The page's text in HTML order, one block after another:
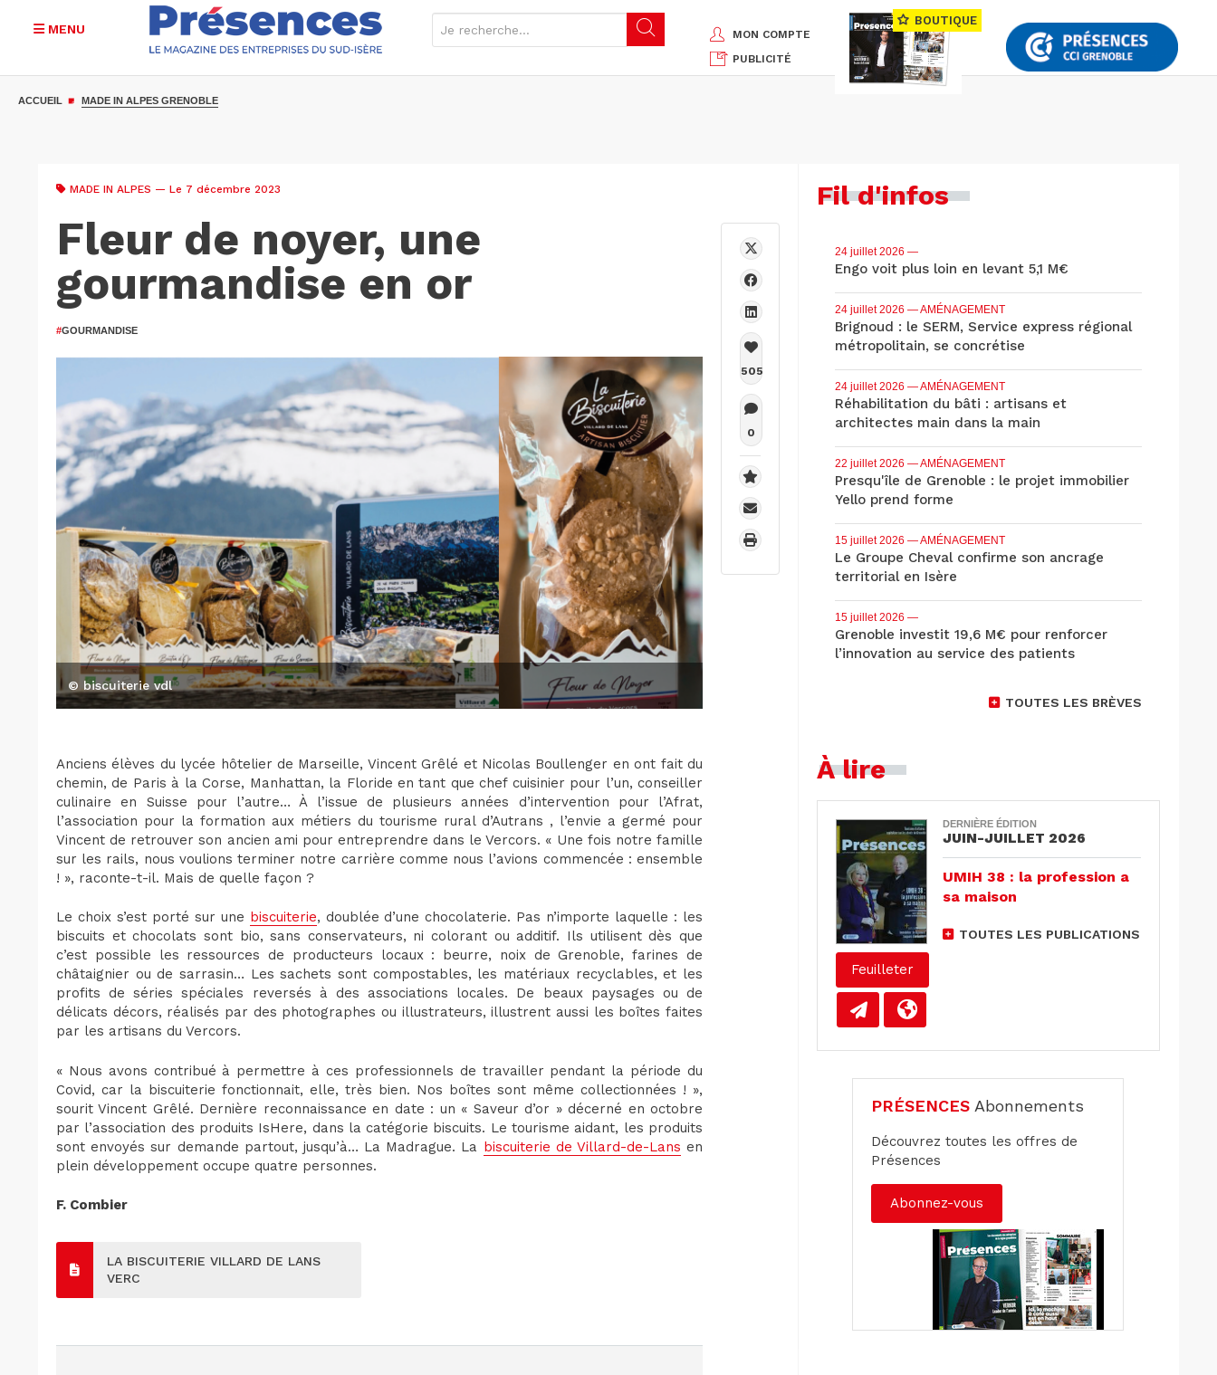
MENU
MON COMPTE
PUBLICITÉ
BOUTIQUE
ACCUEIL MADE IN ALPES GRENOBLE
MADE IN ALPES — Le 7 décembre 2023
Fleur de noyer, une
gourmandise en or
#GOURMANDISE
© biscuiterie vdl
Anciens élèves du lycée hôtelier de Marseille, Vincent Grêlé et Nicolas Boullenger en ont fait du
chemin, de Paris à la Corse, Manhattan, la Floride en tant que chef cuisinier pour l’un, conseiller
culinaire en Suisse pour l’autre… À l’issue de plusieurs années d’intervention pour l’Afrat,
l’association pour la formation aux métiers du tourisme rural d’Autrans , l’envie a germé pour
Vincent de retrouver son ancien ami pour entreprendre dans le Vercors. « Une fois notre famille
sur les rails, nous voulions terminer notre carrière comme nous l’avions commencée : ensemble
! », raconte-t-il. Mais de quelle façon ?
Le choix s’est porté sur une biscuiterie, doublée d’une chocolaterie. Pas n’importe laquelle : les
biscuits et chocolats sont bio, sans conservateurs, ni colorant ou additif. Ils utilisent dès que
c’est possible les ressources de producteurs locaux : beurre, noix de Grenoble, farines de
châtaignier ou de sarrasin… Les sachets sont compostables, les matériaux recyclables, et les
profits de séries spéciales reversés à des associations locales. De beaux paysages ou de
délicats décors, réalisés par des photographes ou illustrateurs, illustrent aussi les boîtes faites
par les artisans du Vercors.
« Nous avons contribué à permettre à ces professionnels de travailler pendant la période du
Covid, car la biscuiterie fonctionnait, elle, très bien. Nos boîtes sont même collectionnées ! »,
sourit Vincent Grêlé. Dernière reconnaissance en date : un « Saveur d’or » décerné en octobre
par l’association des produits IsHere, dans la catégorie biscuits. Le tourisme aidant, les produits
sont envoyés sur demande partout, jusqu’à… La Madrague. La biscuiterie de Villard-de-Lans en
plein développement occupe quatre personnes.
F. Combier
LA BISCUITERIE VILLARD DE LANS
VERC
505
0
Fil d'infos
24 juillet 2026 —
Engo voit plus loin en levant 5,1 M€
24 juillet 2026 — AMÉNAGEMENT
Brignoud : le SERM, Service express régional
métropolitain, se concrétise
24 juillet 2026 — AMÉNAGEMENT
Réhabilitation du bâti : artisans et
architectes main dans la main
22 juillet 2026 — AMÉNAGEMENT
Presqu'île de Grenoble : le projet immobilier
Yello prend forme
15 juillet 2026 — AMÉNAGEMENT
Le Groupe Cheval confirme son ancrage
territorial en Isère
15 juillet 2026 —
Grenoble investit 19,6 M€ pour renforcer
l’innovation au service des patients
TOUTES LES BRÈVES
À lire
Feuilleter
DERNIÈRE ÉDITION
JUIN-JUILLET 2026
UMIH 38 : la profession a
sa maison
TOUTES LES PUBLICATIONS
PRÉSENCES Abonnements
Découvrez toutes les offres de
Présences
Abonnez-vous